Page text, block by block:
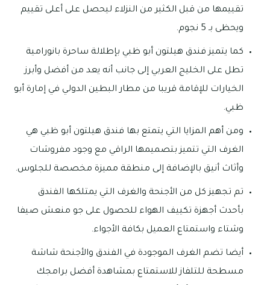
تقييمها من قبل الكثير من النزلاء ليحصل على أعلى تقييم
ويحظى بـ 5 نجوم.
كما يتميز فندق هيلتون أبو ظبي بإطلالة ساحرة بانورامية
تطل على الخليج العربي إلى جانب أنه يعد من أفضل وأبرز
الخيارات للإقامة قريبا من مطار البطين الدولي في إمارة أبو
ظبي.
ومن أهم المزايا التي يتمتع بها فندق هيلتون أبو ظبي هي
الغرف التي تتميز بتصميمها الراقي مع وجود مفروشات
وأثاث أنيق بالإضافة إلى منطقة مميزة مخصصة للجلوس.
تم تجهيز كل من الأجنحة والغرف التي يمتلكها الفندق
بأحدث أجهزة تكييف الهواء للحصول على جو منعش صيفا
وشتاء واستمتاع العميل بكافة الأجواء.
أيضا تضم الغرف الموجودة في الفندق والأجنحة شاشة
مسطحة للتلفاز للاستمتاع بمشاهدة أفضل برامجك